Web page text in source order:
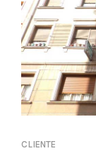
CLIENTE